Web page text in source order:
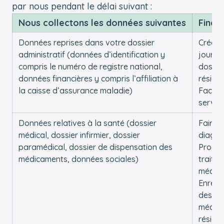
par nous pendant le délai suivant :
Nous collectons les données suivantes
Données reprises dans votre dossier
administratif (données d’identification y
compris le numéro de registre national,
données financières y compris l’affiliation à
la caisse d’assurance maladie)
Créer
jour
Données relatives à la santé (dossier
médical, dossier infirmier, dossier
paramédical, dossier de dispensation des
médicaments, données sociales)
Faire
des